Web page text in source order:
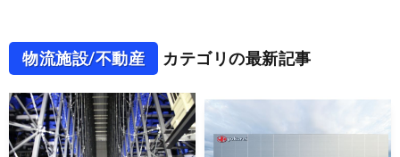
物流施設/不動産 カテゴリの最新記事